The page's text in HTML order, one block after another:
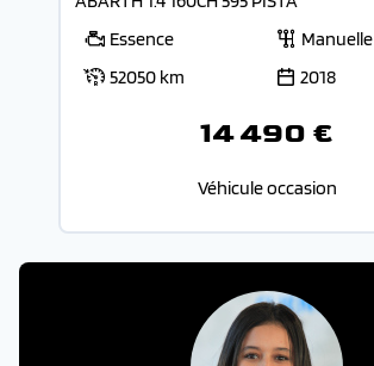
Essence
Manuelle
52050 km
2018
14 490 €
Véhicule occasion